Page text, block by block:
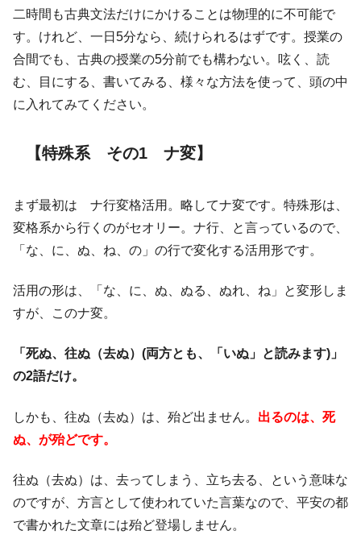
二時間も古典文法だけにかけることは物理的に不可能で
す。けれど、一日5分なら、続けられるはずです。授業の
合間でも、古典の授業の5分前でも構わない。呟く、読
む、目にする、書いてみる、様々な方法を使って、頭の中
に入れてみてください。
【特殊系 その1 ナ変】
まず最初は ナ行変格活用。略してナ変です。特殊形は、
変格系から行くのがセオリー。ナ行、と言っているので、
「な、に、ぬ、ね、の」の行で変化する活用形です。
活用の形は、「な、に、ぬ、ぬる、ぬれ、ね」と変形しま
すが、このナ変。
「死ぬ、往ぬ（去ぬ）(両方とも、「いぬ」と読みます)」
の2語だけ。
しかも、往ぬ（去ぬ）は、殆ど出ません。 出るのは、死
ぬ、が殆どです。
往ぬ（去ぬ）は、去ってしまう、立ち去る、という意味な
のですが、方言として使われていた言葉なので、平安の都
で書かれた文章には殆ど登場しません。